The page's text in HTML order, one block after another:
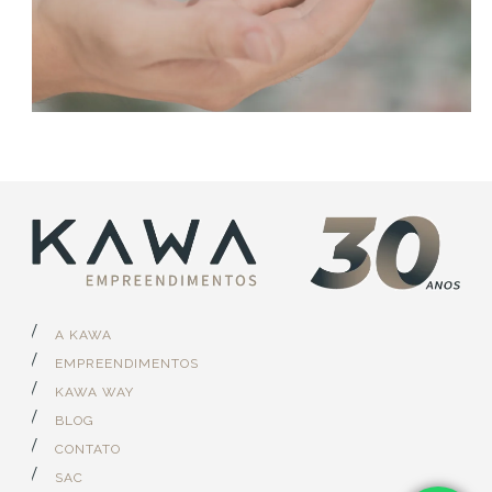
A KAWA
EMPREENDIMENTOS
KAWA WAY
BLOG
CONTATO
SAC